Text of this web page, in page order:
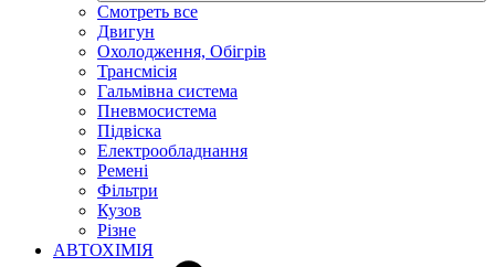
Смотреть все
Двигун
Охолодження, Обігрів
Трансмісія
Гальмівна система
Пневмосистема
Підвіска
Електрообладнання
Ремені
Фільтри
Кузов
Різне
АВТОХІМІЯ